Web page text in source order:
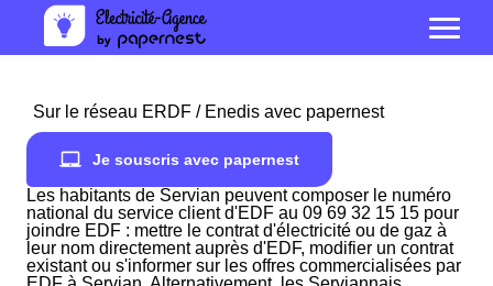
Sur le réseau ERDF / Enedis avec papernest
Je souscris avec papernest
Les habitants de Servian peuvent composer le numéro
national du service client d'EDF au 09 69 32 15 15 pour
joindre EDF : mettre le contrat d'électricité ou de gaz à
leur nom directement auprès d'EDF, modifier un contrat
existant ou s'informer sur les offres commercialisées par